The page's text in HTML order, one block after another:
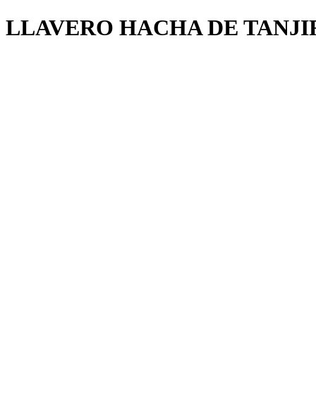
LLAVERO HACHA DE